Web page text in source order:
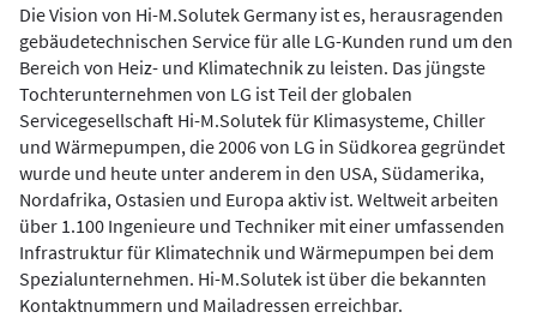
Die Vision von Hi-M.Solutek Germany ist es, herausragenden
gebäudetechnischen Service für alle LG-Kunden rund um den
Bereich von Heiz- und Klimatechnik zu leisten. Das jüngste
Tochterunternehmen von LG ist Teil der globalen
Servicegesellschaft Hi-M.Solutek für Klimasysteme, Chiller
und Wärmepumpen, die 2006 von LG in Südkorea gegründet
wurde und heute unter anderem in den USA, Südamerika,
Nordafrika, Ostasien und Europa aktiv ist. Weltweit arbeiten
über 1.100 Ingenieure und Techniker mit einer umfassenden
Infrastruktur für Klimatechnik und Wärmepumpen bei dem
Spezialunternehmen. Hi-M.Solutek ist über die bekannten
Kontaktnummern und Mailadressen erreichbar.